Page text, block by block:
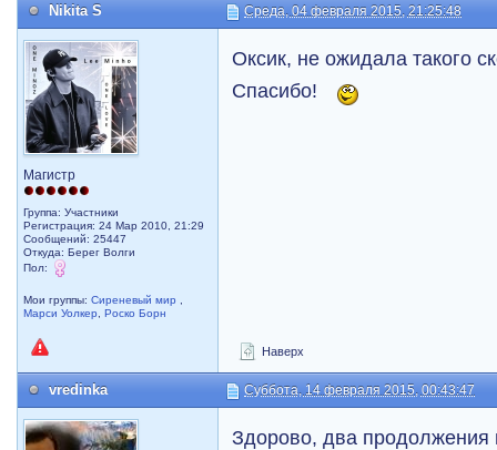
Nikita S Среда, 04 февраля 2015, 21:25:48
Магистр
Группа: Участники
Регистрация: 24 Мар 2010, 21:29
Сообщений: 25447
Откуда: Берег Волги
Пол:
Мои группы:Сиреневый мир
Марси Уолкер
,Роско Борн
Оксик, не ожидала такого
Спасибо!
Наверх
vredinka Суббота, 14 февраля 2015, 00:43:47
Здорово, два продолжения